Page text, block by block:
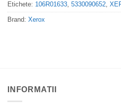
Etichete: 106R01633, 5330090652,
Brand: Xerox
INFORMATII